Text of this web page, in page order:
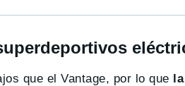
que el Vantage, por lo que